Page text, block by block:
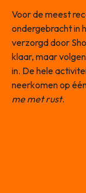
Voor de meest
ondergebracht in
verzorgd door
klaar, maar
in. De hele
neerkomen op
me met rust.